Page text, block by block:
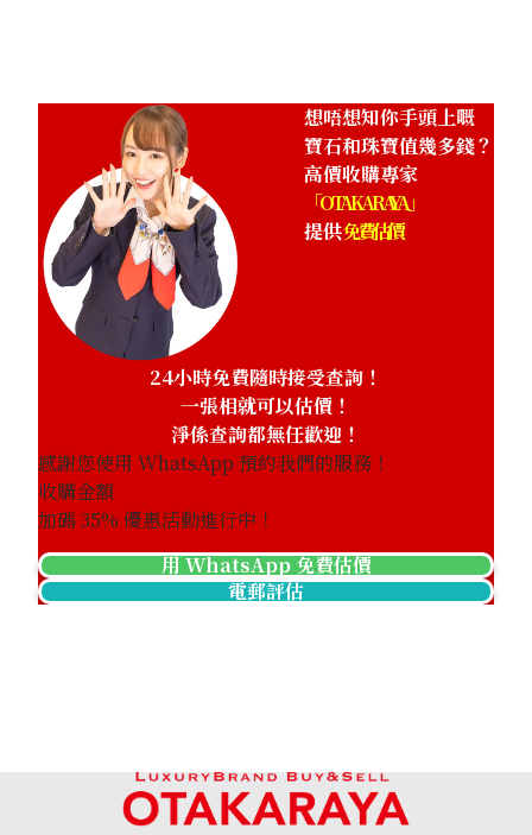
想唔想知你手頭上嘅
寶石和珠寶值幾多錢？
高價收購專家
「OTAKARAYA」
提供免費估價
24小時免費隨時接受查詢！
一張相就可以估價！
淨係查詢都無任歡迎！
感謝您使用 WhatsApp 預約我們的服務！
收購金額
加碼35% 優惠活動進行中！
用 WhatsApp 免費估價
電郵評估